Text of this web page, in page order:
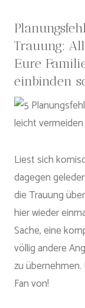
Trauung:
Eure
einbinden
Liest sich
dagegen
die Trauung
hier wieder
Sache, eine
völlig andere
zu
Fan von!